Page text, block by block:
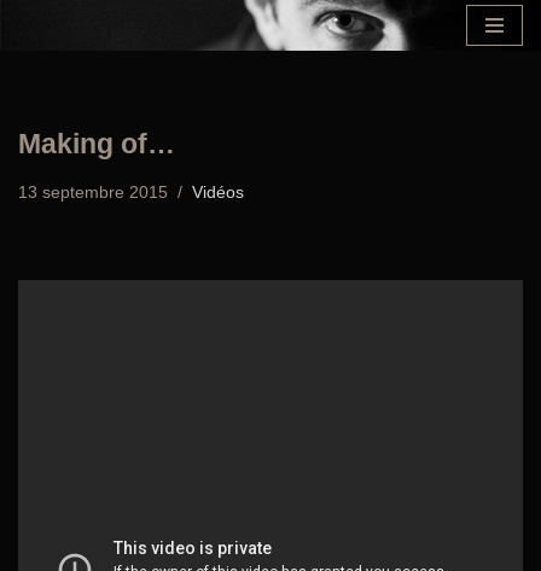
Making of…
13 septembre 2015 Vidéos